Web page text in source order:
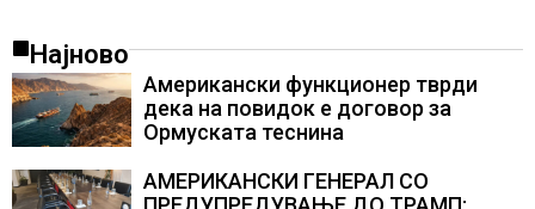
Најново
Американски функционер тврди
дека на повидок е договор за
Ормуската теснина
АМЕРИКАНСКИ ГЕНЕРАЛ СО